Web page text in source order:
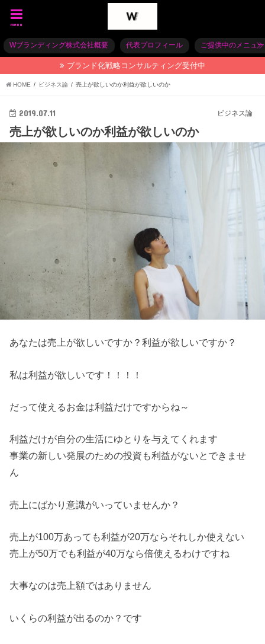
menu
Wブランディング株式会社概要 代表プロフィール ご提供中のメニュー
ブランド化戦略コンサルティング受付中
HOME ビジネス論 売上が欲しいのか利益が欲しいのか
ビジネス論
2019.07.11
売上が欲しいのか利益が欲しいのか
あなたは売上が欲しいですか？利益が欲しいですか？
私は利益が欲しいです！！！！
だって使えるお金は利益だけですからね～
利益だけが自分の生活にゆとりを与えてくれます
事業の新しい発展のための投資も利益がないとできませ
ん
売上にばかり意識がいっていませんか？
売上が100万あっても利益が20万ならそれしか使えない
売上が50万でも利益が40万なら倍使えるわけですね
大事なのは売上額ではありません
いくらの利益が出るのか？です